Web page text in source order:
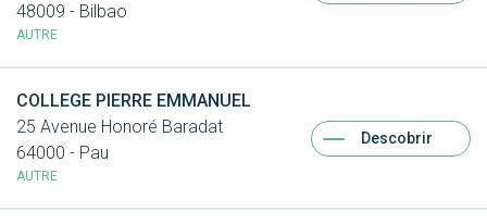
48009 - Bilbao
AUTRE
COLLEGE PIERRE EMMANUEL
25 Avenue Honoré Baradat
64000 - Pau
AUTRE
Descobrir